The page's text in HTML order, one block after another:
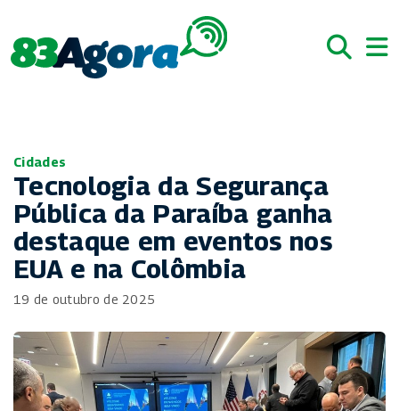
Cidades
Tecnologia da Segurança
Pública da Paraíba ganha
destaque em eventos nos
EUA e na Colômbia
19 de outubro de 2025